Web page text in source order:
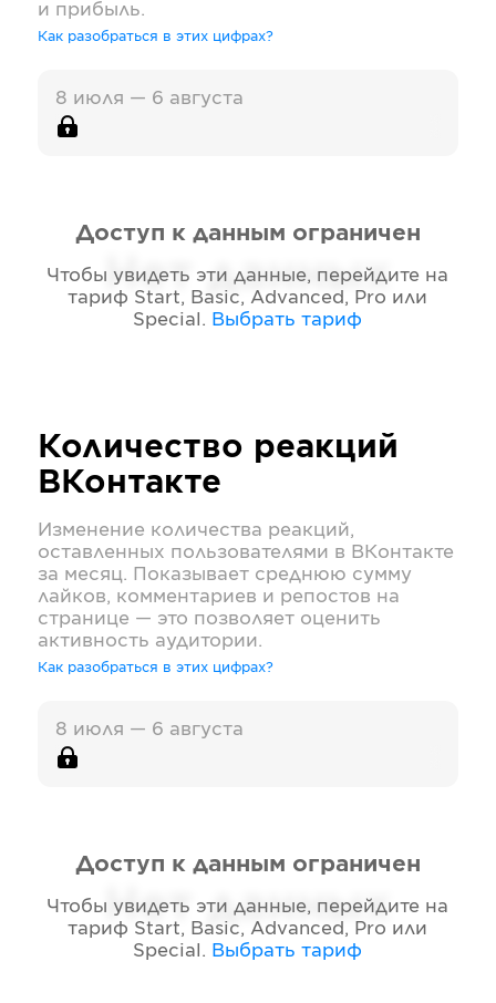
и прибыль.
Как разобраться в этих цифрах?
8 июля — 6 августа
Нет данных
Доступ к данным ограничен
Чтобы увидеть эти данные, перейдите на
тариф Start, Basic, Advanced, Pro или
Special . Выбрать тариф
Количество реакций
ВКонтакте
Изменение количества реакций,
оставленных пользователями в ВКонтакте
за месяц. Показывает среднюю сумму
лайков, комментариев и репостов на
странице — это позволяет оценить
активность аудитории.
Как разобраться в этих цифрах?
8 июля — 6 августа
Нет данных
Доступ к данным ограничен
Чтобы увидеть эти данные, перейдите на
тариф Start, Basic, Advanced, Pro или
Special . Выбрать тариф